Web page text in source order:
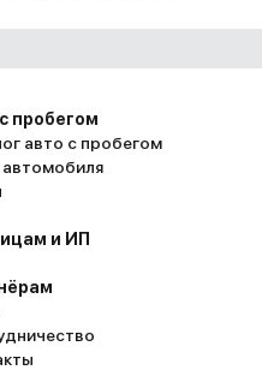
пробегом
авто с пробегом
автомобиля
и ИП